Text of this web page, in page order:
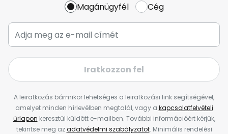
Magánügyfél Cég
Iratkozzon fel
A leiratkozás bármikor lehetséges a leiratkozási link segítségével,
amelyet minden hírlevélben megtalál, vagy a kapcsolatfelvételi
űrlapon keresztül küldött e-mailben. További információért kérjük,
tekintse meg azadatvédelmi szabályzatot. Minimális rendelési